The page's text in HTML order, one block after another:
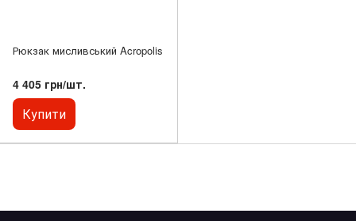
Рюкзак мисливський Acropolis
4 405 грн/шт.
Купити